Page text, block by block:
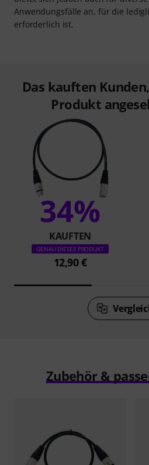
Anwendungsfälle an, für die
erforderlich ist.
Das kauften
Produkt
34%
KAUFTEN
GENAU DIESES PRODUKT
12,90 €
Zubehör &